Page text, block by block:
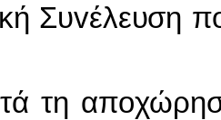
Συvέλευση π
απo